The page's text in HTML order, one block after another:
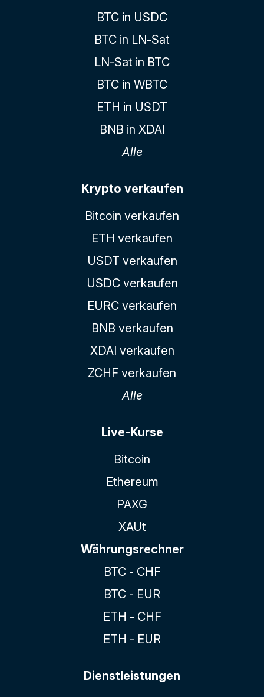
BTC in USDC
BTC in LN-Sat
LN-Sat in BTC
BTC in WBTC
ETH in USDT
BNB in XDAI
Alle
Krypto verkaufen
Bitcoin verkaufen
ETH verkaufen
USDT verkaufen
USDC verkaufen
EURC verkaufen
BNB verkaufen
XDAI verkaufen
ZCHF verkaufen
Alle
Live-Kurse
Bitcoin
Ethereum
PAXG
XAUt
Währungsrechner
BTC - CHF
BTC - EUR
ETH - CHF
ETH - EUR
Dienstleistungen